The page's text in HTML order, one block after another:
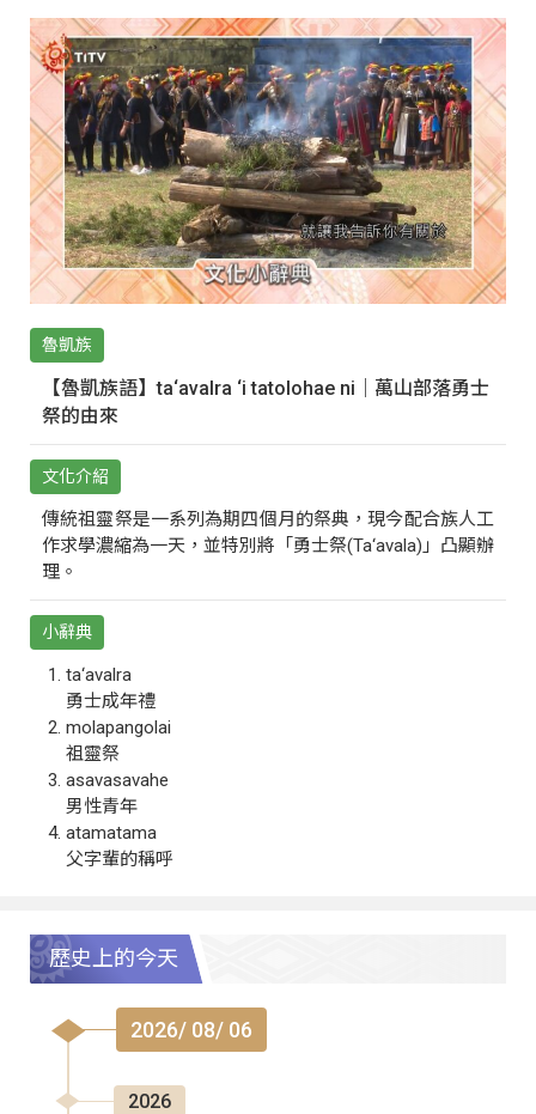
魯凱族
【魯凱族語】ta‘avalra ‘i tatolohae ni｜萬山部落勇士
祭的由來
文化介紹
傳統祖靈祭是一系列為期四個月的祭典，現今配合族人工
作求學濃縮為一天，並特別將「勇士祭(Ta‘avala)」凸顯辦
理。
小辭典
ta‘avalra
勇士成年禮
molapangolai
祖靈祭
asavasavahe
男性青年
atamatama
父字輩的稱呼
歷史上的今天
2026/ 08/ 06
2026